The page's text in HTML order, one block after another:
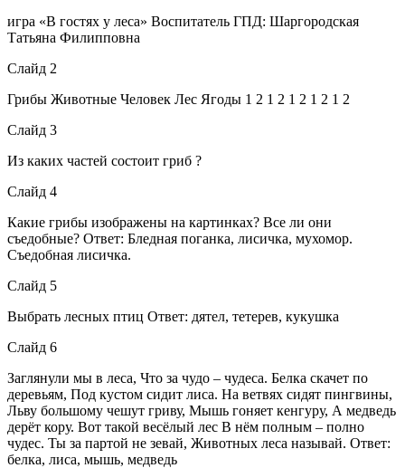
игра «В гостях у леса» Воспитатель ГПД: Шаргородская
Татьяна Филипповна
Слайд 2
Грибы Животные Человек Лес Ягоды 1 2 1 2 1 2 1 2 1 2
Слайд 3
Из каких частей состоит гриб ?
Слайд 4
Какие грибы изображены на картинках? Все ли они
съедобные? Ответ: Бледная поганка, лисичка, мухомор.
Съедобная лисичка.
Слайд 5
Выбрать лесных птиц Ответ: дятел, тетерев, кукушка
Слайд 6
Заглянули мы в леса, Что за чудо – чудеса. Белка скачет по
деревьям, Под кустом сидит лиса. На ветвях сидят пингвины,
Льву большому чешут гриву, Мышь гоняет кенгуру, А медведь
дерёт кору. Вот такой весёлый лес В нём полным – полно
чудес. Ты за партой не зевай, Животных леса называй. Ответ:
белка, лиса, мышь, медведь